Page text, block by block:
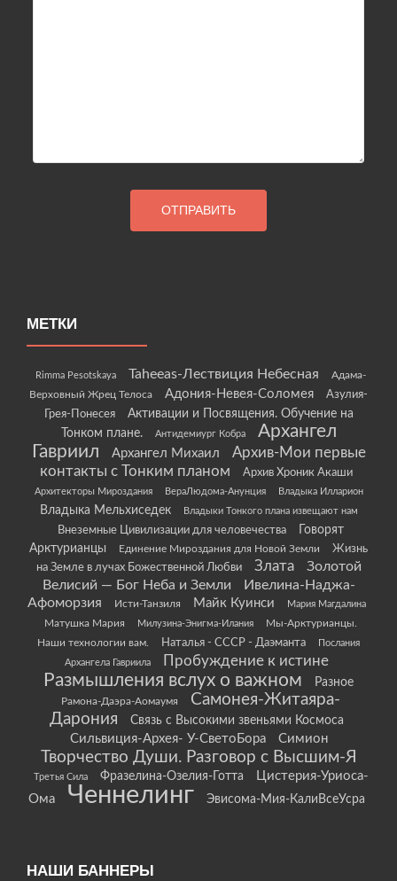
МЕТКИ
Rimma Pesotskaya Taheeas-Лествиция Небесная
Адама-
Верховный Жрец Телоса
Адония-Невея-Соломея
Азулия-
Грея-Понесея
Активации и Посвящения. Обучение на
Тонком плане.
Антидемиург Кобра
Архангел
Гавриил
Архангел Михаил
Архив-Мои первые
контакты с Тонким планом
Архив Хроник Акаши
Архитекторы Мироздания ВераЛюдома-Анунция Владыка Илларион
Владыка Мельхиседек Владыки Тонкого плана извещают нам
Внеземные Цивилизации для человечества
Говорят
Арктурианцы
Единение Мироздания для Новой Земли
Жизнь
на Земле в лучах Божественной Любви
Злата
Золотой
Велисий — Бог Неба и Земли
Ивелина-Наджа-
Афоморзия
Исти-Танзиля Майк Куинси Мария Магдалина
Матушка Мария Милузина-Энигма-Илания
Мы-Арктурианцы.
Наши технологии вам.
Наталья - СССР - Даэманта
Послания
Архангела Гавриила
Пробуждение к истине
Размышления вслух о важном Разное
Рамона-Даэра-Аомаумя
Самонея-Житаяра-
Дарония
Связь с Высокими звеньями Космоса
Сильвиция-Архея- У-СветоБора Симион
Творчество Души. Разговор с Высшим-Я
Третья Сила Фразелина-Озелия-Готта
Цистерия-Уриоса-
Ома
Ченнелинг Эвисома-Мия-КалиВсеУсра
НАШИ БАННЕРЫ